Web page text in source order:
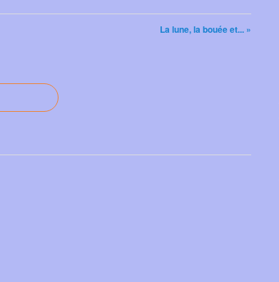
La lune, la bouée et... »